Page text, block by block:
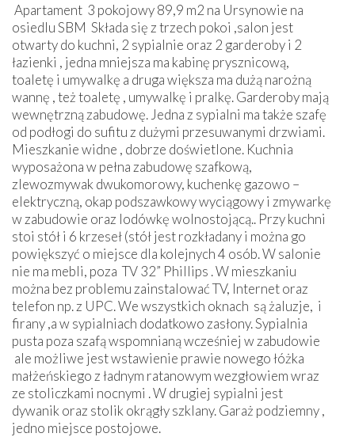
Apartament 3 pokojowy 89,9 m2 na Ursynowie na
osiedlu SBM Składa się z trzech pokoi ,salon jest
otwarty do kuchni, 2 sypialnie oraz 2 garderoby i 2
łazienki , jedna mniejsza ma kabinę prysznicową,
toaletę i umywalkę a druga większa ma dużą narożną
wannę , też toaletę , umywalkę i pralkę. Garderoby mają
wewnętrzną zabudowę. Jedna z sypialni ma także szafę
od podłogi do sufitu z dużymi przesuwanymi drzwiami.
Mieszkanie widne , dobrze doświetlone. Kuchnia
wyposażona w pełna zabudowę szafkową,
zlewozmywak dwukomorowy, kuchenkę gazowo –
elektryczną, okap podszawkowy wyciągowy i zmywarkę
w zabudowie oraz lodówkę wolnostojącą.. Przy kuchni
stoi stół i 6 krzeseł (stół jest rozkładany i można go
powiększyć o miejsce dla kolejnych 4 osób. W salonie
nie ma mebli, poza TV 32” Phillips . W mieszkaniu
można bez problemu zainstalować TV, Internet oraz
telefon np. z UPC. We wszystkich oknach są żaluzje, i
firany ,a w sypialniach dodatkowo zasłony. Sypialnia
pusta poza szafą wspomnianą wcześniej w zabudowie
ale możliwe jest wstawienie prawie nowego łóżka
małżeńskiego z ładnym ratanowym wezgłowiem wraz
ze stoliczkami nocnymi . W drugiej sypialni jest
dywanik oraz stolik okrągły szklany. Garaż podziemny ,
jedno miejsce postojowe.